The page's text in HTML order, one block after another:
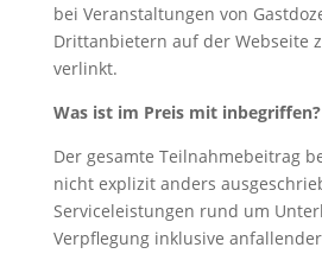
bei Veranstaltungen von
Drittanbietern auf der Webseite
verlinkt.
Was ist im Preis mit inbegriffen?
Der gesamte Teilnahmebeitrag
nicht explizit anders
Serviceleistungen rund um
Verpflegung inklusive